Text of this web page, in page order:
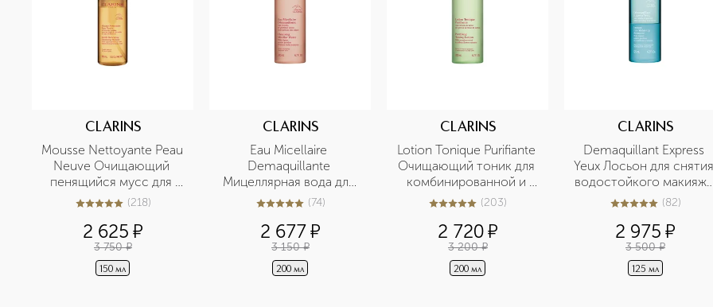
CLARINS
Mousse Nettoyante Peau
Neuve Очищающий
пенящийся мусс для
любого типа кожи
5из 5218 (218)
2 625 ¤
3 750 ¤
150 мл
CLARINS
Eau Micellaire
Demaquillante
Мицеллярная вода для
чувствительной кожи
5из 574 (74)
2 677¤
3 150 ¤
200 мл
CLARINS
Lotion Tonique Purifiante
Очищающий тоник для
комбинированной и
жирной кожи
5из 5203 (203)
2 720¤
3 200 ¤
200 мл
CLARINS
Demaquillant Express
Yeux Лосьон для снятия
водостойкого макияжа
с глаз
5из 582 (82)
2 975 ¤
3 500 ¤
125 мл